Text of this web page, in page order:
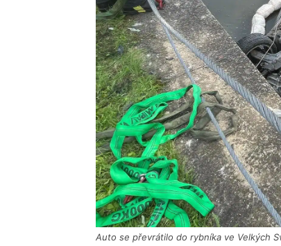
Auto se převrátilo do rybníka ve Velkých